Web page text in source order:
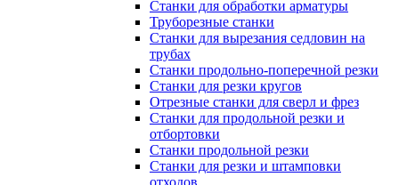
Станки для обработки арматуры
Труборезные станки
Станки для вырезания седловин на
трубаx
Станки продольно-поперечной резки
Станки для резки кругов
Отрезные станки для сверл и фрез
Станки для продольной резки и
отбортовки
Станки продольной резки
Станки для резки и штамповки
отходов